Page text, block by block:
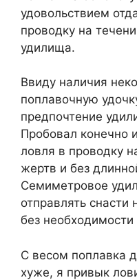
удовольствием
проводку на
удилища.
Ввиду наличия
поплавочную
предпочтение
Пробовал конечно
ловля в проводку
жертв и без
Семиметровое
отправлять снасти
без
С весом поплавка
хуже, я привык